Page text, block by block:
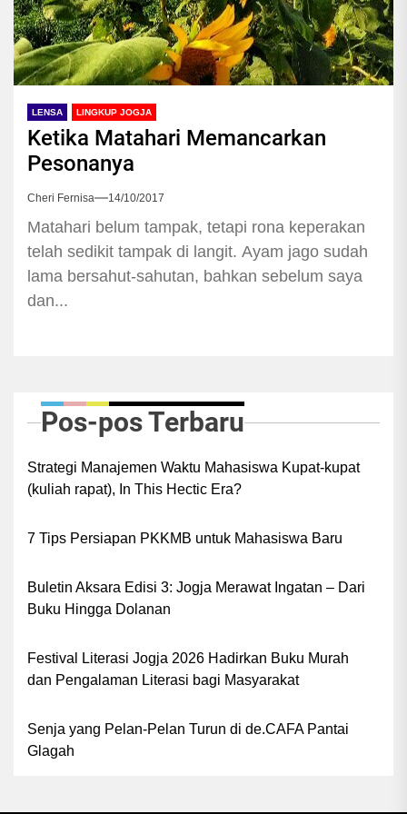
LENSA LINGKUP JOGJA
Ketika Matahari Memancarkan
Pesonanya
Cheri Fernisa 14/10/2017
Matahari belum tampak, tetapi rona keperakan
telah sedikit tampak di langit. Ayam jago sudah
lama bersahut-sahutan, bahkan sebelum saya
dan...
Pos-pos Terbaru
Strategi Manajemen Waktu Mahasiswa Kupat-kupat
(kuliah rapat), In This Hectic Era?
7 Tips Persiapan PKKMB untuk Mahasiswa Baru
Buletin Aksara Edisi 3: Jogja Merawat Ingatan – Dari
Buku Hingga Dolanan
Festival Literasi Jogja 2026 Hadirkan Buku Murah
dan Pengalaman Literasi bagi Masyarakat
Senja yang Pelan-Pelan Turun di de.CAFA Pantai
Glagah